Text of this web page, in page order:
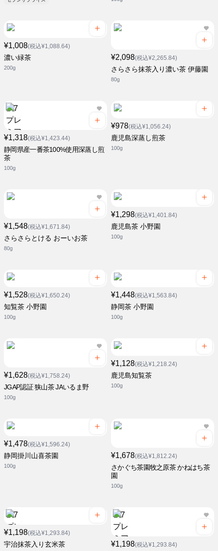
¥1,008(税込¥1,088.64)
濃い緑茶
200g
¥2,098(税込¥2,265.84)
さらさら抹茶入り濃い茶 伊藤園
80g
¥1,318(税込¥1,423.44)
静岡県産一番茶100%使用深蒸し煎
茶
100g
¥978(税込¥1,056.24)
鹿児島深蒸し煎茶
100g
¥1,548(税込¥1,671.84)
さらさらとける おーいお茶
80g
¥1,298(税込¥1,401.84)
鹿児島茶 小野園
100g
¥1,528(税込¥1,650.24)
知覧茶 小野園
100g
¥1,448(税込¥1,563.84)
静岡茶 小野園
100g
¥1,628(税込¥1,758.24)
JGAP認証 狭山茶 JAいるま野
100g
¥1,128(税込¥1,218.24)
鹿児島知覧茶
100g
¥1,478(税込¥1,596.24)
静岡掛川山喜茶園
100g
¥1,678(税込¥1,812.24)
さかぐち茶園牧之原茶 かねはち茶
園
100g
¥1,198(税込¥1,293.84)
宇治抹茶入り玄米茶 ¥1,198(税込¥1,293.84)